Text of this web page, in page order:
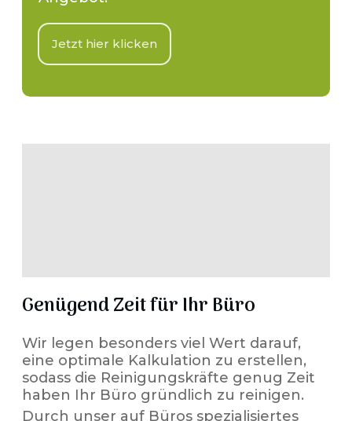
Jetzt hier klicken
Genügend Zeit für Ihr Büro
Wir legen besonders viel Wert darauf,
eine optimale Kalkulation zu erstellen,
sodass die Reinigungskräfte genug Zeit
haben Ihr Büro gründlich zu reinigen.
Durch unser auf Büros spezialisiertes